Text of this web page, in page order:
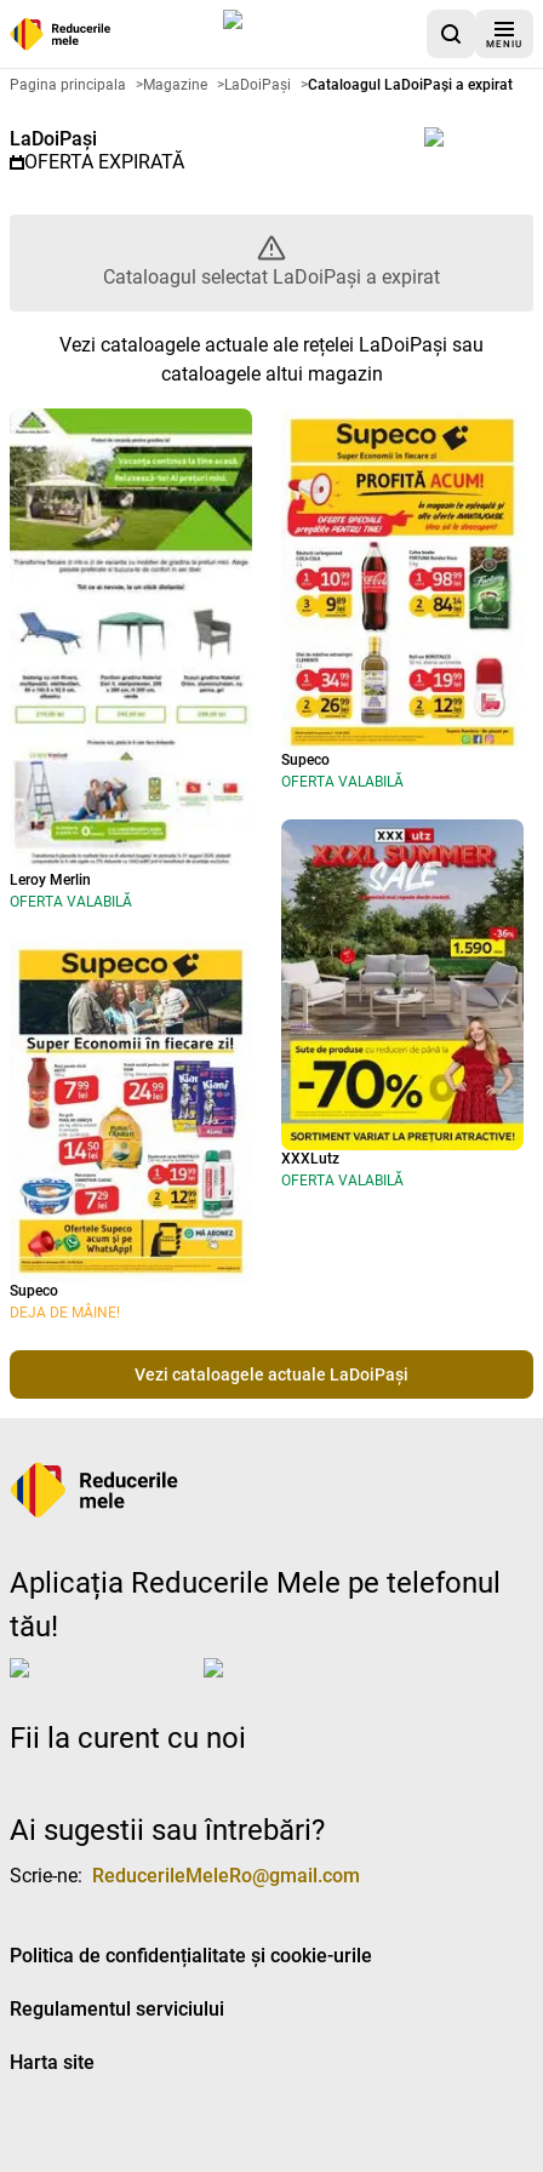
MENIU
Catalog promoțional
Pagina principala >Magazine >LaDoiPași >Cataloagul LaDoiPași a expirat
LaDoiPași
OFERTA EXPIRATĂ
Cataloagul selectat LaDoiPași a expirat
Vezi cataloagele actuale ale rețelei LaDoiPași sau
cataloagele altui magazin
Leroy Merlin
OFERTA VALABILĂ
Supeco
DEJA DE MÂINE!
Supeco
OFERTA VALABILĂ
XXXLutz
OFERTA VALABILĂ
Vezi cataloagele actuale LaDoiPași
Aplicația Reducerile Mele pe telefonul
tău!
Fii la curent cu noi
Ai sugestii sau întrebări?
Scrie-ne: ReducerileMeleRo@gmail.com
Politica de confidențialitate și cookie-urile
Regulamentul serviciului
Harta site